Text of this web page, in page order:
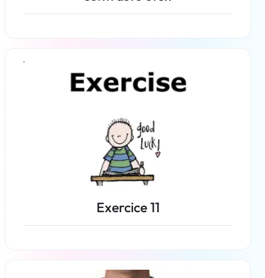
Exercice 11
En savoir plus